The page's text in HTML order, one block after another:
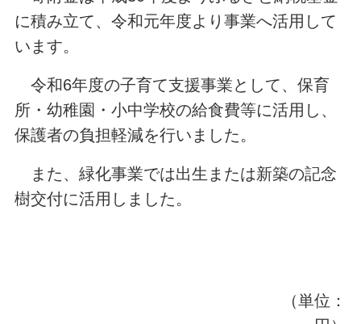
に積み立て、令和元年度より事業へ活用して
います。
令和6年度の子育て支援事業として、保育
所・幼稚園・小中学校の給食費等に活用し、
保護者の負担軽減を行いました。
また、緑化事業では出生または新築の記念
樹交付に活用しました。
（単位：